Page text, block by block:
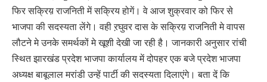
फिर सक्रिय़ राजनिती में सक्रिय होगें। वे आज शुक्रवार को फिर से
भाजपा की सदस्यता लेंगे। वही ऱघुवर दास के सक्रिय़ राजनिती मे वापस
लौटने मे उनके समर्थकों मे खूशी देखी जा रही है। जानकारी अनुसार रांची
स्थित झारखंड प्रदेश भाजपा कार्यालय में दोपहर एक बजे प्रदेश भाजपा
अध्यक्ष बाबूलाल मरांडी उन्हें पार्टी की सदस्यता दिलाएंगे। बता दें कि